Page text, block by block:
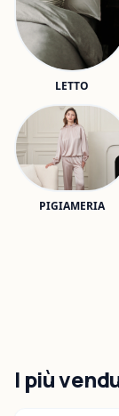
LETTO
PIGIAMERIA
I più